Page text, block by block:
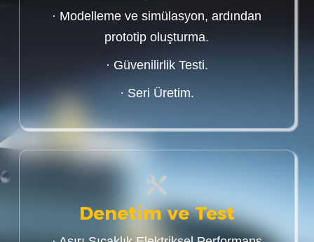
· Modelleme ve simülasyon, ardından
prototip oluşturma.
· Güvenilirlik Testi.
· Seri Üretim.
Denetim ve Test